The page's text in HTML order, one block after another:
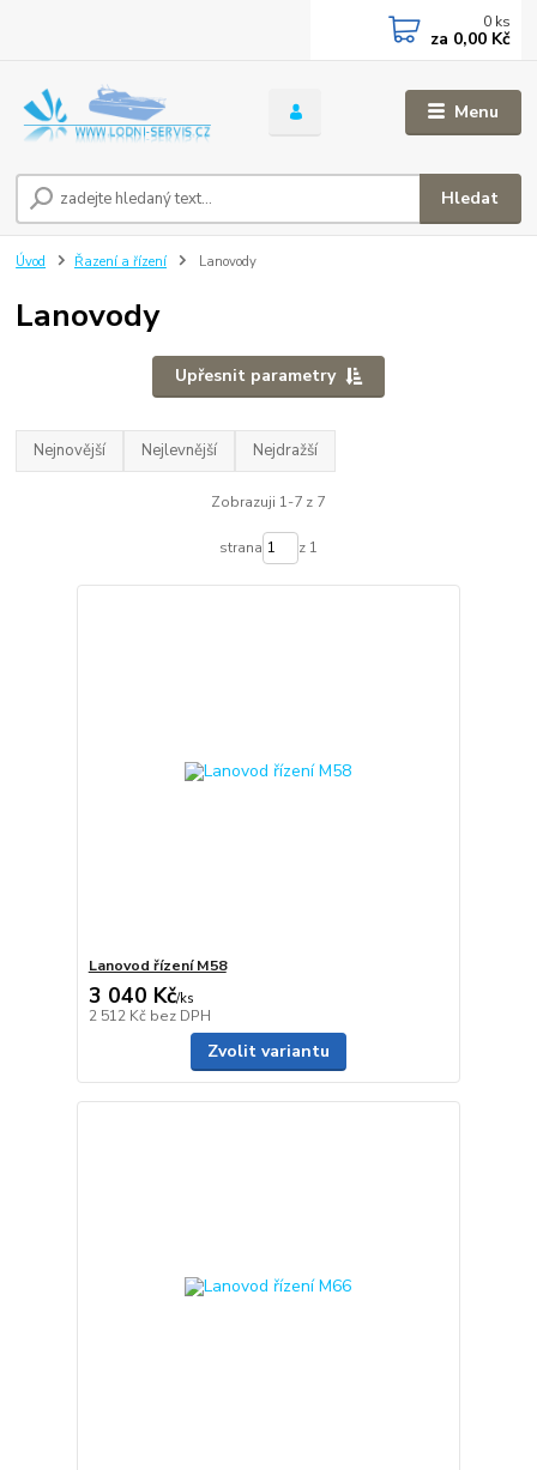
Menu
Hledat
0 ks
za 0,00 Kč
Úvod Řazení a řízení Lanovody
Lanovody
Upřesnit parametry
Nejnovější Nejlevnější Nejdražší
Zobrazuji 1-7 z 7
strana z 1
Lanovod řízení M58
3 040 Kč/ks
2 512 Kč bez DPH
Zvolit variantu